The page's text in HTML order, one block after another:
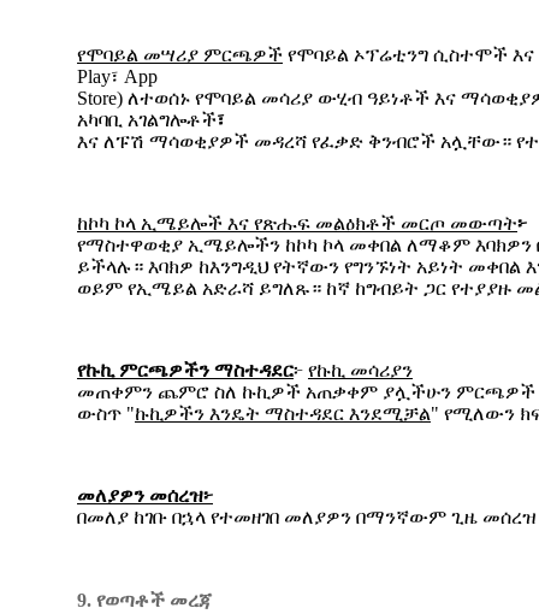
የሞባይል መሣሪያ ምርጫዎች የሞባይል ኦፕሬቲንግ ሲስተሞች እና
Play፣ App
Store) ለተወሰኑ የሞባይል መሳሪያ ውሂብ ዓይነቶች እና
አካባቢ አገልግሎቶች፣
እና ለፑሽ ማሳወቂያዎች መዳረሻ የፈቃድ ቅንብሮች አሏቸው።
ከኮካ ኮላ ኢሜይሎች እና የጽሑፍ መልዕክቶች መርጦ መውጣት፦
የማስተዋወቂያ ኢሜይሎችን ከኮካ ኮላ መቀበል ለማቆም
ይችላሉ። እባክዎ ከእንግዲህ የትኛውን የግንኙነት አይነት
ወይም የኢሜይል አድራሻ ይግለጹ። ከኛ ከግብይት ጋር የተያያዙ
የኩኪ ምርጫዎችን ማስተዳደር፦ የኩኪ መሳሪያን
መጠቀምን ጨምሮ ስለ ኩኪዎች አጠቃቀም ያሏችሁን
ውስጥ "ኩኪዎችን እንዴት ማስተዳደር እንደሚቻል" የሚለውን
መለያዎን መሰረዝ፦
በመለያ ከገቡ በኋላ የተመዘገበ መለያዎን በማንኛውም ጊዜ
9. የወጣቶች መረጃ